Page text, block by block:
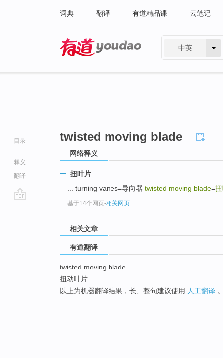
词典 翻译 有道精品课 云笔记
中英
目录
释义
翻译
twisted moving blade
网络释义
扭叶片
... turning vanes=导向器 twisted moving blade=
基于14个网页-相关网页
相关文章
有道翻译
twisted moving blade
扭动叶片
以上为机器翻译结果，长、整句建议使用 人工翻译